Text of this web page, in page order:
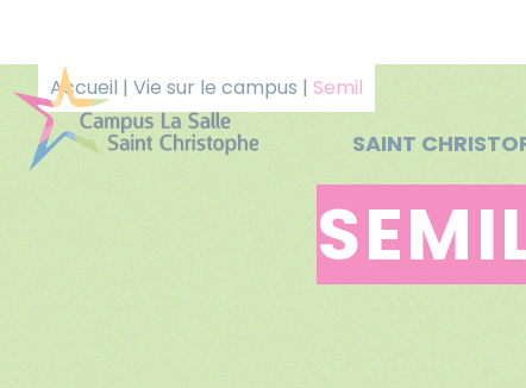
SAINT
Accueil | Vie sur le campus | Semil